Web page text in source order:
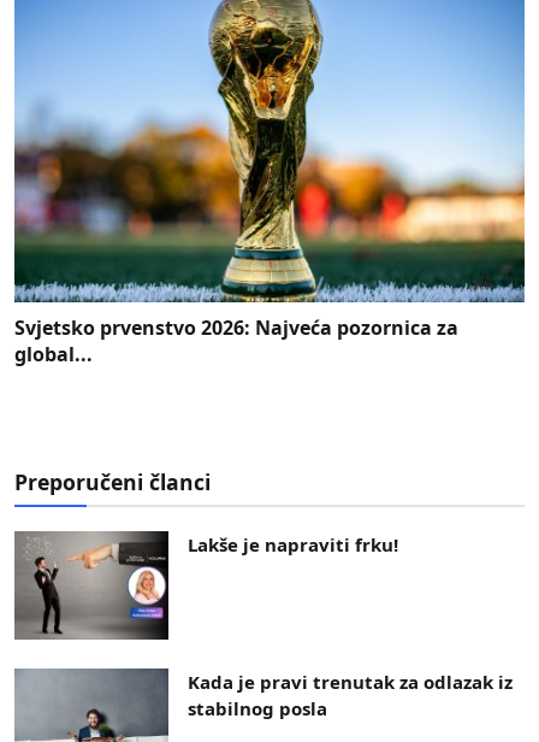
Svjetsko prvenstvo 2026: Najveća pozornica za
global...
Preporučeni članci
Lakše je napraviti frku!
Kada je pravi trenutak za odlazak iz
stabilnog posla